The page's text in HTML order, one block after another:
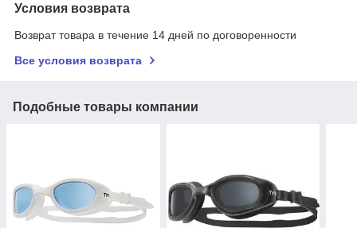
Условия возврата
Возврат товара в течение 14 дней по договоренности
Все условия возврата
Подобные товары компании